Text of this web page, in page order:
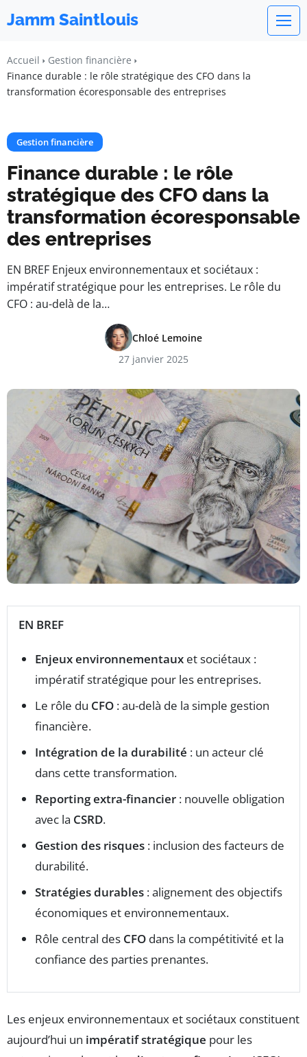
Jamm Saintlouis
Accueil
Gestion financière
Finance durable : le rôle stratégique des CFO dans la
transformation écoresponsable des entreprises
Gestion financière
Finance durable : le rôle
stratégique des CFO dans la
transformation écoresponsable
des entreprises
EN BREF Enjeux environnementaux et sociétaux :
impératif stratégique pour les entreprises. Le rôle du
CFO : au-delà de la…
Chloé Lemoine
27 janvier 2025
EN BREF
Enjeux environnementaux et sociétaux :
impératif stratégique pour les entreprises.
Le rôle du CFO : au-delà de la simple gestion
financière.
Intégration de la durabilité : un acteur clé
dans cette transformation.
Reporting extra-financier : nouvelle obligation
avec la CSRD.
Gestion des risques : inclusion des facteurs de
durabilité.
Stratégies durables : alignement des objectifs
économiques et environnementaux.
Rôle central des CFO dans la compétitivité et la
confiance des parties prenantes.
Les enjeux environnementaux et sociétaux constituent
aujourd’hui un impératif stratégique pour les